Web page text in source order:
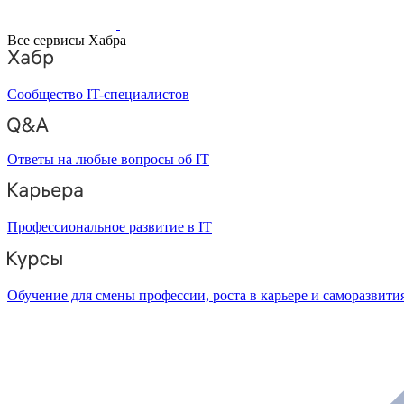
Все сервисы Хабра
Сообщество IT-специалистов
Ответы на любые вопросы об IT
Профессиональное развитие в IT
Обучение для смены профессии, роста в карьере и